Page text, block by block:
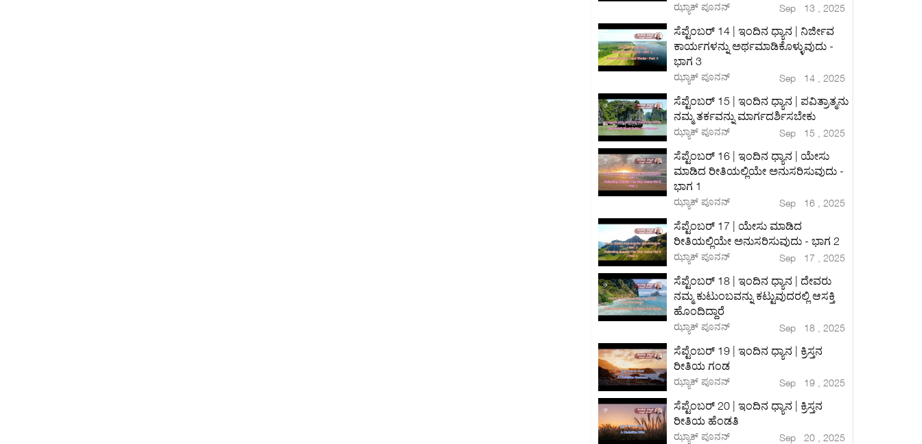
ಝ್ಯಾಕ್ ಪೂನನ್ Sep 13 , 2025
ಸೆಪ್ಟೆಂಬರ್ 14 | ಇಂದಿನ ಧ್ಯಾನ | ನಿರ್ಜೀವ
ಕಾರ್ಯಗಳನ್ನು ಅರ್ಥಮಾಡಿಕೊಳ್ಳುವುದು -
ಭಾಗ 3
ಝ್ಯಾಕ್ ಪೂನನ್ Sep 14 , 2025
ಸೆಪ್ಟೆಂಬರ್ 15 | ಇಂದಿನ ಧ್ಯಾನ | ಪವಿತ್ರಾತ್ಮನು
ನಮ್ಮ ತರ್ಕವನ್ನು ಮಾರ್ಗದರ್ಶಿಸಬೇಕು
ಝ್ಯಾಕ್ ಪೂನನ್ Sep 15 , 2025
ಸೆಪ್ಟೆಂಬರ್ 16 | ಇಂದಿನ ಧ್ಯಾನ | ಯೇಸು
ಮಾಡಿದ ರೀತಿಯಲ್ಲಿಯೇ ಅನುಸರಿಸುವುದು -
ಭಾಗ 1
ಝ್ಯಾಕ್ ಪೂನನ್ Sep 16 , 2025
ಸೆಪ್ಟೆಂಬರ್ 17 | ಯೇಸು ಮಾಡಿದ
ರೀತಿಯಲ್ಲಿಯೇ ಅನುಸರಿಸುವುದು - ಭಾಗ 2
ಝ್ಯಾಕ್ ಪೂನನ್ Sep 17 , 2025
ಸೆಪ್ಟೆಂಬರ್ 18 | ಇಂದಿನ ಧ್ಯಾನ | ದೇವರು
ನಮ್ಮ ಕುಟುಂಬವನ್ನು ಕಟ್ಟುವುದರಲ್ಲಿ ಆಸಕ್ತಿ
ಹೊಂದಿದ್ದಾರೆ
ಝ್ಯಾಕ್ ಪೂನನ್ Sep 18 , 2025
ಸೆಪ್ಟೆಂಬರ್ 19 | ಇಂದಿನ ಧ್ಯಾನ | ಕ್ರಿಸ್ತನ
ರೀತಿಯ ಗಂಡ
ಝ್ಯಾಕ್ ಪೂನನ್ Sep 19 , 2025
ಸೆಪ್ಟೆಂಬರ್ 20 | ಇಂದಿನ ಧ್ಯಾನ | ಕ್ರಿಸ್ತನ
ರೀತಿಯ ಹೆಂಡತಿ
ಝ್ಯಾಕ್ ಪೂನನ್ Sep 20 , 2025